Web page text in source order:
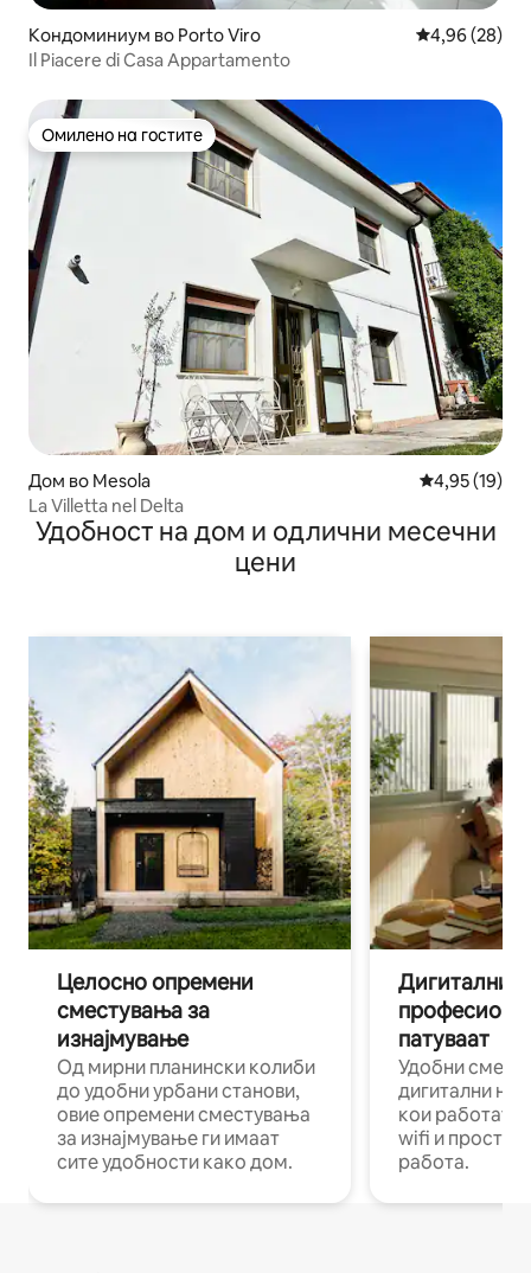
Кондоминиум во Porto Viro Просечна
4,96 (28)
Il Piacere di Casa Appartamento
Омилено на гостите
Омилено на гостите
Дом во Mesola Просечна
4,95 (19)
La Villetta nel Delta
Удобност на дом и одлични месечни
цени
Целосно опремени
сместувања за
изнајмување
Од мирни планински колиби
до удобни урбани станови,
овие опремени сместувања
за изнајмување ги имаат
сите удобности како дом.
Дигитални
патуваат
Удобни
дигитални
кои работат
wifi и
работа.